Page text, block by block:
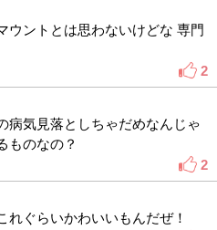
ウントとは思わないけどな 専門
2
病気見落としちゃだめなんじゃ
ものなの？
2
れぐらいかわいいもんだぜ！